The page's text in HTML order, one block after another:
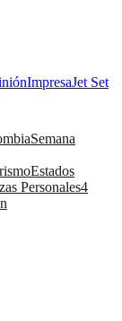
ImpresaJet Set
Semana
Estados
Personales4